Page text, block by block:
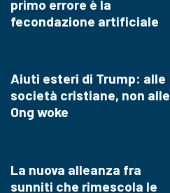
primo errore è la
fecondazione artificiale
Aiuti esteri di Trump: alle
società cristiane, non alle
Ong woke
La nuova alleanza fra
sunniti che rimescola le